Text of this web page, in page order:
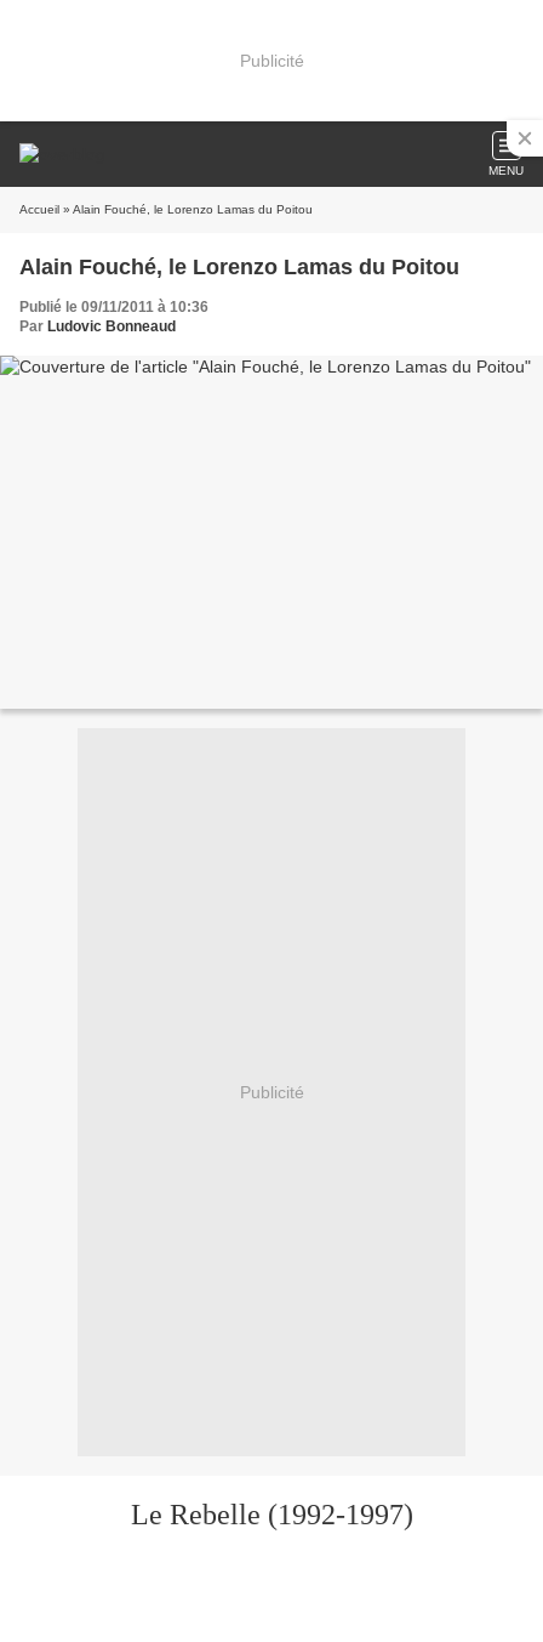
Publicité
MENU
Accueil » Alain Fouché, le Lorenzo Lamas du Poitou
Alain Fouché, le Lorenzo Lamas du Poitou
Publié le 09/11/2011 à 10:36
Par Ludovic Bonneaud
Publicité
Le Rebelle (1992-1997)